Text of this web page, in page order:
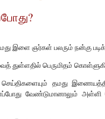
இளை ஞர்கள் பலரும் நன்கு
துள்ளதில் பெருமிதம்
தமது
எப்போது வேண்டுமானாலும்